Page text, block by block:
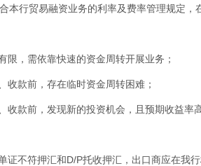
本行贸易融资业务的利率及费率管理规定，
限，需依靠快速的资金周转开展业务；
收款前，存在临时资金周转困难；
收款前，发现新的投资机会，且预期收益率
证不符押汇和D/P托收押汇，出口商应在我